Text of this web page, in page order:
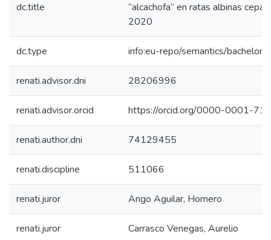
dc.title
“alcachofa” en ratas albinas
2020
dc.type info:eu-repo/semantics/
renati.advisor.dni 28206996
renati.advisor.orcid https://orcid.org/0000-0001-
renati.author.dni 74129455
renati.discipline 511066
renati.juror Ango Aguilar, Homero
renati.juror Carrasco Venegas, Aurelio